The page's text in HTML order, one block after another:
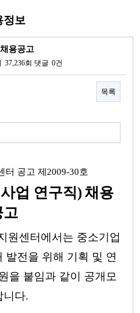
정보
용공고
37,236회 댓글 0건
목록
터 공고 제2009-30호
업 연구직)채용
고
원센터에서는 중소기업
발전을 위해 기획 및 연
을 붙임과 같이 공개모
니다.